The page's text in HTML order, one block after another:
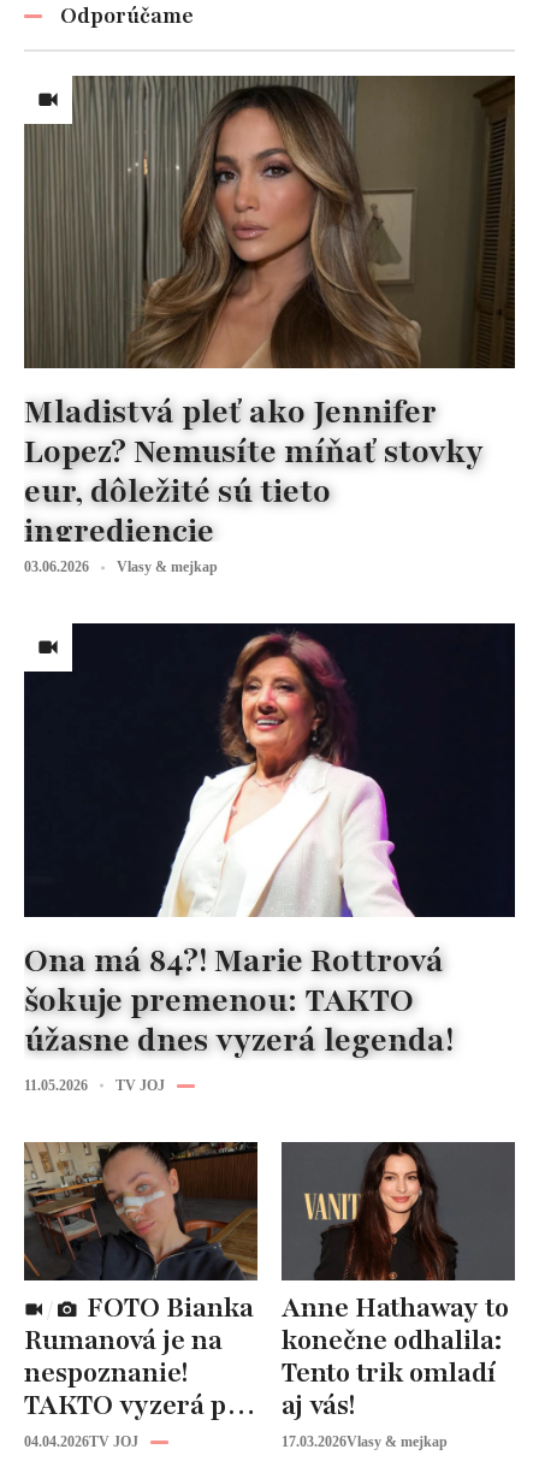
Odporúčame
Mladistvá pleť ako Jennifer
Lopez? Nemusíte míňať stovky
eur, dôležité sú tieto
ingrediencie
03.06.2026 Vlasy & mejkap
Ona má 84?! Marie Rottrová
šokuje premenou: TAKTO
úžasne dnes vyzerá legenda!
11.05.2026 TV JOJ
Rumanová je na
nespoznanie!
TAKTO vyzerá po
operácii nosa
04.04.2026TV JOJ
Anne Hathaway to
konečne odhalila:
Tento trik omladí
aj vás!
17.03.2026Vlasy & mejkap